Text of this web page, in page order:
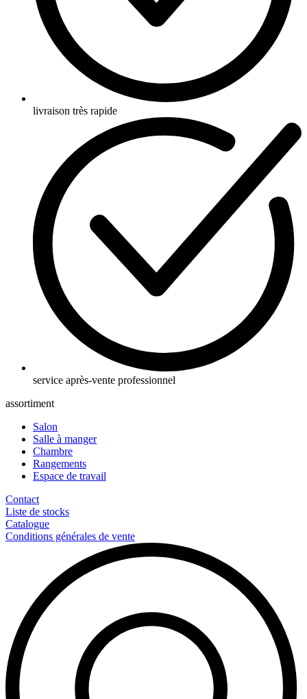
livraison très rapide
service après-vente professionnel
assortiment
Salon
Salle à manger
Chambre
Rangements
Espace de travail
Contact
Liste de stocks
Catalogue
Conditions générales de vente